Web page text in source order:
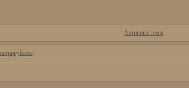
Активные темы
.